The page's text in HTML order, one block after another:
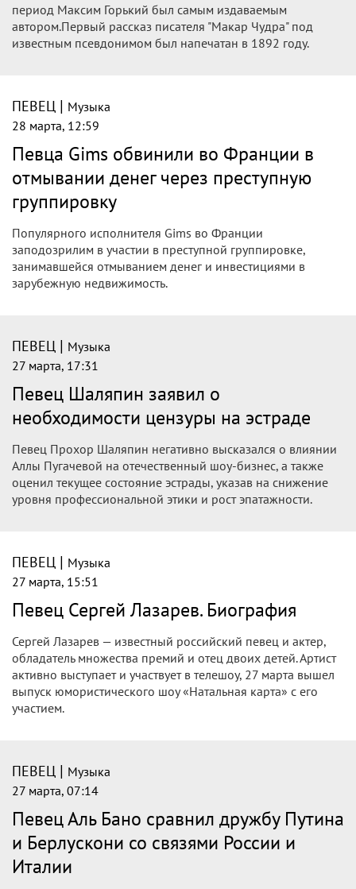
Певец Филипп Киркоров в Барнауле
закурил прямо в здании аэропорта
ПЕВЕЦ| Музыка
28 марта, 19:35
Певец Билан пошутил над
слушателями, которые не знают его
имени
Заслуженного артиста России Диму Билана рассмешили
"новостями" о его настоящем имени. Над сообщениями
поклонников Билан пошутил в социальной сети Threads.
ПЕВЕЦ | Музыка
28 марта, 18:30
Певец революции: 158 лет назад
родился советский писатель и
публицист Максим Горький
Настоящее имя Алексей Максимович Пешков. В советский
период Максим Горький был самым издаваемым
ПЕВЕЦ |
28 марта, 12:59
Певца Gims обвинили во Франции в
отмывании денег через преступную
группировку
зарубежную недвижимость.
ПЕВЕЦ |
27 марта, 17:31